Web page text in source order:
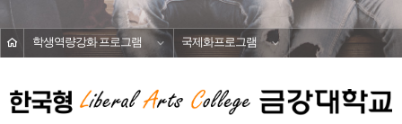
학생역량강화 프로그램 국제화프로그램